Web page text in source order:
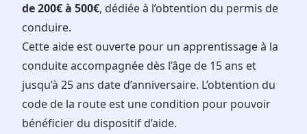
de 200€ à 500€, dédiée à l’obtention du permis de
conduire.
Cette aide est ouverte pour un apprentissage à la
conduite accompagnée dès l’âge de 15 ans et
jusqu’à 25 ans date d’anniversaire. L’obtention du
code de la route est une condition pour pouvoir
bénéficier du dispositif d’aide.